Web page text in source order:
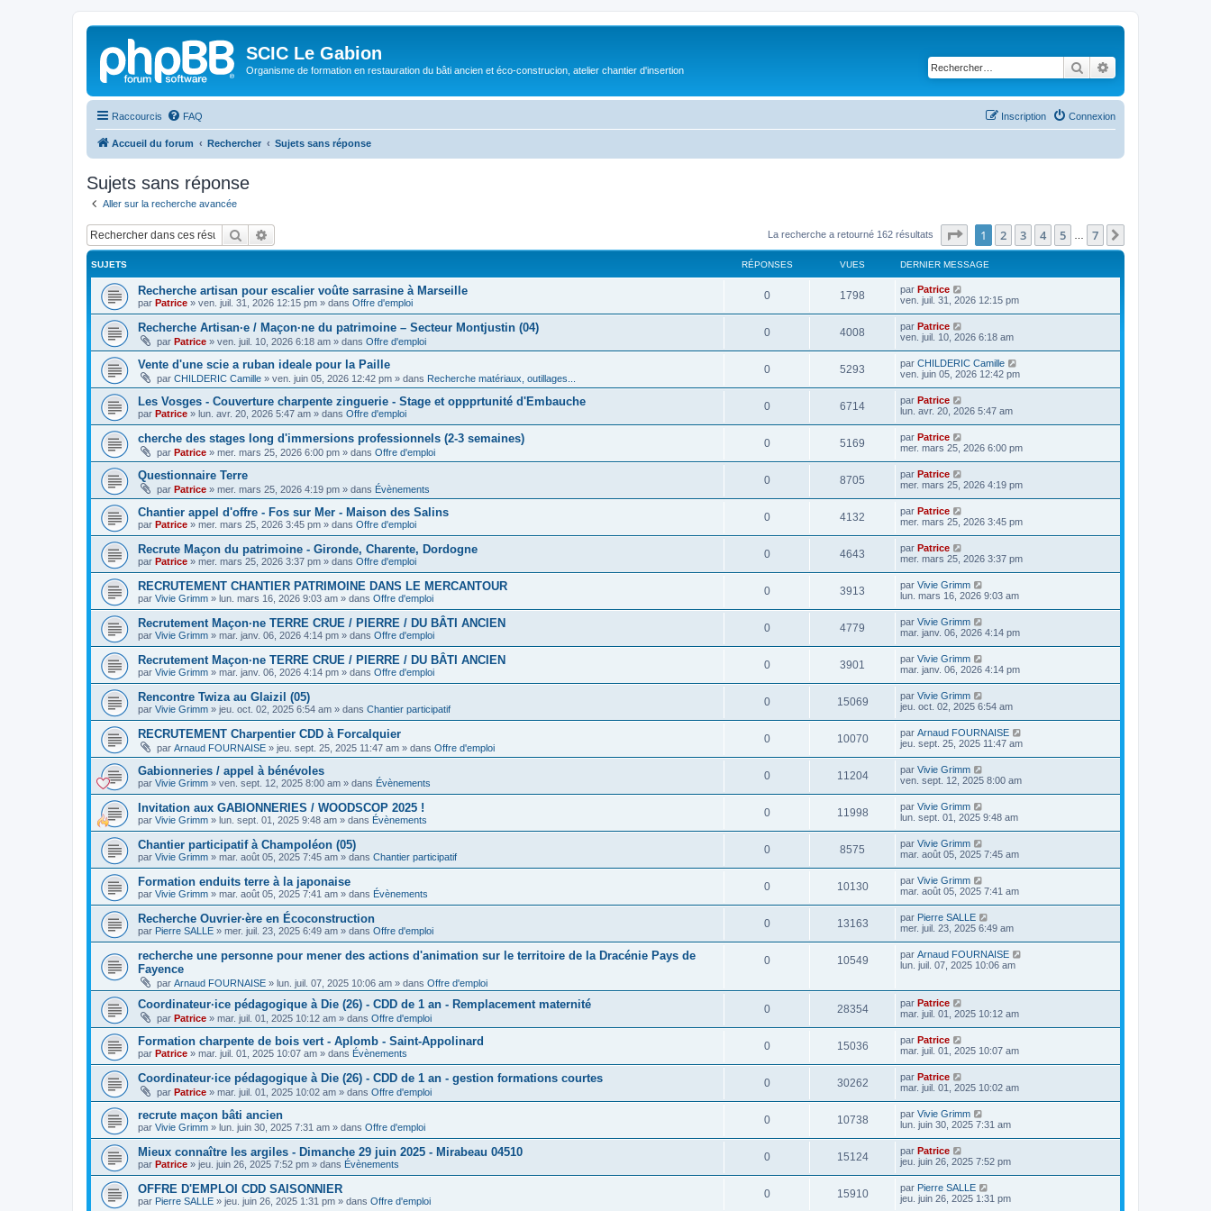
SCIC Le Gabion
Organisme de formation en restauration du bâti ancien et éco-construcion, atelier chantier d'insertion Rechercher
Raccourcis FAQ Connexion
Inscription
Accueil du forum Rechercher Sujets sans réponse
Sujets sans réponse
Aller sur la recherche avancée
Rechercher La recherche a retourné 162 résultats Page sur7
1 2 3 4 5 7
SUJETS RÉPONSES VUES DERNIER MESSAGE
Recherche artisan pour escalier voûte sarrasine à Marseille
par Patrice » ven. juil. 31, 2026 12:15 pm » dans Offre d'emploi
0 1798 par Patrice
ven. juil. 31, 2026 12:15 pm
Recherche Artisan·e / Maçon·ne du patrimoine – Secteur Montjustin (04)
par Patrice » ven. juil. 10, 2026 6:18 am » dans Offre d'emploi
0 4008 par Patrice
ven. juil. 10, 2026 6:18 am
Vente d'une scie a ruban ideale pour la Paille
par CHILDERIC Camille » ven. juin 05, 2026 12:42 pm » dans Recherche matériaux, outillages...
0 5293 par CHILDERIC Camille
ven. juin 05, 2026 12:42 pm
Les Vosges - Couverture charpente zinguerie - Stage et oppprtunité d'Embauche
par Patrice » lun. avr. 20, 2026 5:47 am » dans Offre d'emploi
0 6714 par Patrice
lun. avr. 20, 2026 5:47 am
cherche des stages long d'immersions professionnels (2-3 semaines)
par Patrice » mer. mars 25, 2026 6:00 pm » dans Offre d'emploi
0 5169 par Patrice
mer. mars 25, 2026 6:00 pm
Questionnaire Terre
par Patrice » mer. mars 25, 2026 4:19 pm » dans Évènements
0 8705 par Patrice
mer. mars 25, 2026 4:19 pm
Chantier appel d'offre - Fos sur Mer - Maison des Salins
par Patrice » mer. mars 25, 2026 3:45 pm » dans Offre d'emploi
0 4132 par Patrice
mer. mars 25, 2026 3:45 pm
Recrute Maçon du patrimoine - Gironde, Charente, Dordogne
par Patrice » mer. mars 25, 2026 3:37 pm » dans Offre d'emploi
0 4643 par Patrice
mer. mars 25, 2026 3:37 pm
RECRUTEMENT CHANTIER PATRIMOINE DANS LE MERCANTOUR
par Vivie Grimm » lun. mars 16, 2026 9:03 am » dans Offre d'emploi
0 3913 par Vivie Grimm
lun. mars 16, 2026 9:03 am
Recrutement Maçon·ne TERRE CRUE / PIERRE / DU BÂTI ANCIEN
par Vivie Grimm » mar. janv. 06, 2026 4:14 pm » dans Offre d'emploi
0 4779 par Vivie Grimm
mar. janv. 06, 2026 4:14 pm
Recrutement Maçon·ne TERRE CRUE / PIERRE / DU BÂTI ANCIEN
par Vivie Grimm » mar. janv. 06, 2026 4:14 pm » dans Offre d'emploi
0 3901 par Vivie Grimm
mar. janv. 06, 2026 4:14 pm
Rencontre Twiza au Glaizil (05)
par Vivie Grimm » jeu. oct. 02, 2025 6:54 am » dans Chantier participatif
0 15069 par Vivie Grimm
jeu. oct. 02, 2025 6:54 am
RECRUTEMENT Charpentier CDD à Forcalquier
par Arnaud FOURNAISE » jeu. sept. 25, 2025 11:47 am » dans Offre d'emploi
0 10070 par Arnaud FOURNAISE
jeu. sept. 25, 2025 11:47 am
Gabionneries / appel à bénévoles
par Vivie Grimm » ven. sept. 12, 2025 8:00 am » dans Évènements
0 11204 par Vivie Grimm
ven. sept. 12, 2025 8:00 am
Invitation aux GABIONNERIES / WOODSCOP 2025 !
par Vivie Grimm » lun. sept. 01, 2025 9:48 am » dans Évènements
0 11998 par Vivie Grimm
lun. sept. 01, 2025 9:48 am
Chantier participatif à Champoléon (05)
par Vivie Grimm » mar. août 05, 2025 7:45 am » dans Chantier participatif
0 8575 par Vivie Grimm
mar. août 05, 2025 7:45 am
Formation enduits terre à la japonaise
par Vivie Grimm » mar. août 05, 2025 7:41 am » dans Évènements
0 10130 par Vivie Grimm
mar. août 05, 2025 7:41 am
Recherche Ouvrier·ère en Écoconstruction
par Pierre SALLE » mer. juil. 23, 2025 6:49 am » dans Offre d'emploi
0 13163 par Pierre SALLE
mer. juil. 23, 2025 6:49 am
recherche une personne pour mener des actions d'animation sur le territoire de la Dracénie Pays de
Fayence
par Arnaud FOURNAISE » lun. juil. 07, 2025 10:06 am » dans Offre d'emploi
0 10549 par Arnaud FOURNAISE
lun. juil. 07, 2025 10:06 am
Coordinateur·ice pédagogique à Die (26) - CDD de 1 an - Remplacement maternité
par Patrice » mar. juil. 01, 2025 10:12 am » dans Offre d'emploi
0 28354 par Patrice
mar. juil. 01, 2025 10:12 am
Formation charpente de bois vert - Aplomb - Saint-Appolinard
par Patrice » mar. juil. 01, 2025 10:07 am » dans Évènements
0 15036 par Patrice
mar. juil. 01, 2025 10:07 am
Coordinateur·ice pédagogique à Die (26) - CDD de 1 an - gestion formations courtes
par Patrice » mar. juil. 01, 2025 10:02 am » dans Offre d'emploi
0 30262 par Patrice
mar. juil. 01, 2025 10:02 am
recrute maçon bâti ancien
par Vivie Grimm » lun. juin 30, 2025 7:31 am » dans Offre d'emploi
0 10738 par Vivie Grimm
lun. juin 30, 2025 7:31 am
Mieux connaître les argiles - Dimanche 29 juin 2025 - Mirabeau 04510
par Patrice » jeu. juin 26, 2025 7:52 pm » dans Évènements
0 15124 par Patrice
jeu. juin 26, 2025 7:52 pm
OFFRE D'EMPLOI CDD SAISONNIER
par Pierre SALLE » jeu. juin 26, 2025 1:31 pm » dans Offre d'emploi
0 15910 par Pierre SALLE
jeu. juin 26, 2025 1:31 pm